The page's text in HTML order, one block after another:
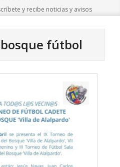
y recibe noticias y avisos
fútbol